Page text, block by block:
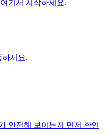
기서 시작하세요.
하세요.
안전해 보이는지 먼저 확인